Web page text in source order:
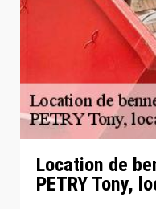
Location de
PETRY Tony,